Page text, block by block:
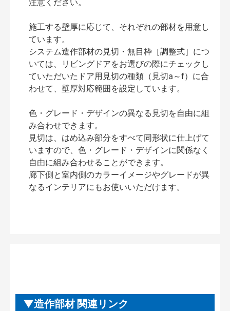
注意ください。
施工する壁厚に応じて、それぞれの部材を用意し
ています。
システム造作部材の見切・無目枠［調整式］につ
いては、リビングドアをお選びの際にチェックし
ていただいたドア用見切の種類（見切a～f）に合
わせて、壁厚対応範囲を設定しています。
色・グレード・デザインの異なる見切を自由に組
み合わせできます。
見切は、はめ込み部分をすべて同形状に仕上げて
いますので、色・グレード・デザインに関係なく
自由に組み合わせることができます。
廊下側と室内側のカラーイメージやグレードが異
なるインテリアにもお使いいただけます。
造作部材 関連リンク